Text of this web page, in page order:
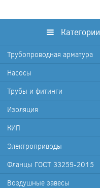
Категории
Трубопроводная арматура
Насосы
Трубы и фитинги
Изоляция
КИП
Электроприводы
Фланцы ГОСТ 33259-2015
Воздушные завесы